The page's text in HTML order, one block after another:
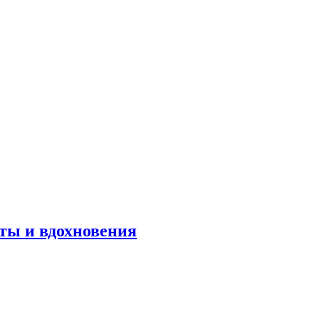
и вдохновения